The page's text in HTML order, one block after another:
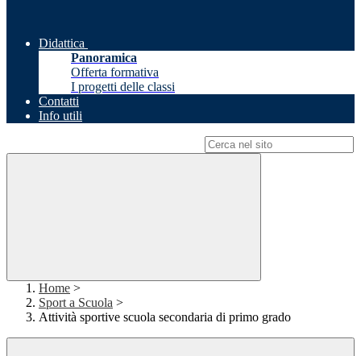
Didattica
Panoramica
Offerta formativa
I progetti delle classi
Contatti
Info utili
Home >
Sport a Scuola >
Attività sportive scuola secondaria di primo grado